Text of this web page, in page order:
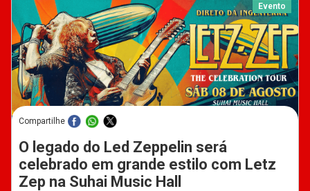
Evento
Compartilhe
O legado do Led Zeppelin será
celebrado em grande estilo com Letz
Zep na Suhai Music Hall